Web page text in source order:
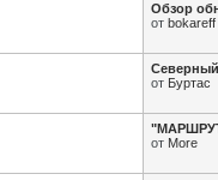
Обзор
от bokareff
Северный
от Буртас
от More